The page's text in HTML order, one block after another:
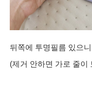
뒤쪽에 투명필름 있으
(제거 안하면 가로 줄이